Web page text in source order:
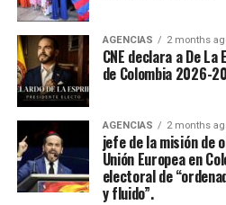
AGENCIAS 2 months
CNE declara a De
de Colombia 2026-
AGENCIAS 2 months
jefe de la misión de
Unión Europea en
electoral de
y fluido”.